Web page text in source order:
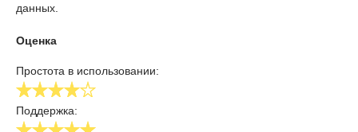
данных.
Оценка
Простота в использовании:
Поддержка: